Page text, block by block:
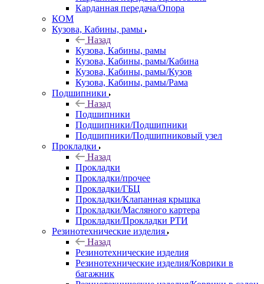
Карданная передача/Опора
КОМ
Кузова, Кабины, рамы
Назад
Кузова, Кабины, рамы
Кузова, Кабины, рамы/Кабина
Кузова, Кабины, рамы/Кузов
Кузова, Кабины, рамы/Рама
Подшипники
Назад
Подшипники
Подшипники/Подшипники
Подшипники/Подшипниковый узел
Прокладки
Назад
Прокладки
Прокладки/прочее
Прокладки/ГБЦ
Прокладки/Клапанная крышка
Прокладки/Масляного картера
Прокладки/Прокладки РТИ
Резинотехнические изделия
Назад
Резинотехнические изделия
Резинотехнические изделия/Коврики в
багажник